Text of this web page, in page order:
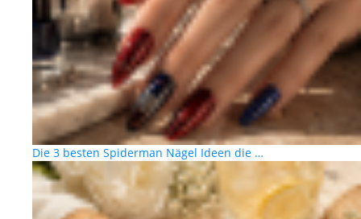
Die 3 besten Spiderman Nägel Ideen die …